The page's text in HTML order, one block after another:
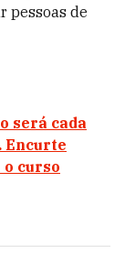
pessoas de
será cada
Encurte
curso